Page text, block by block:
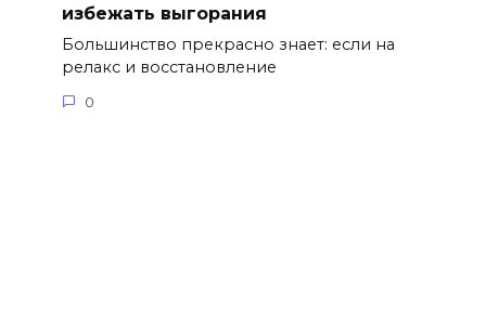
избежать выгорания
Большинство прекрасно знает: если на
релакс и восстановление
0